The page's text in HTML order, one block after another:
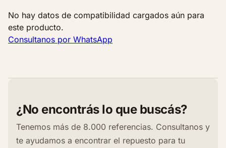
c
a
n
d
No hay datos de compatibilidad cargados aún para
este producto.
Consultanos por WhatsApp
¿No encontrás lo que buscás?
Tenemos más de 8.000 referencias. Consultanos y
te ayudamos a encontrar el repuesto para tu